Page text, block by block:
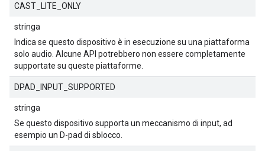
CAST_LITE_ONLY
stringa
Indica se questo dispositivo è in esecuzione su una piattaforma
solo audio. Alcune API potrebbero non essere completamente
supportate su queste piattaforme.
DPAD_INPUT_SUPPORTED
stringa
Se questo dispositivo supporta un meccanismo di input, ad
esempio un D-pad di sblocco.